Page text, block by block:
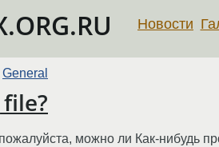
Новости
General
можно ли Как-нибудь